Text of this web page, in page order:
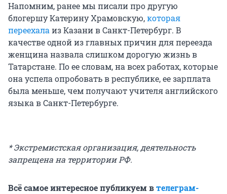
Напомним, ранее мы писали про другую
блогершу Катерину Храмовскую,которая
переехалаиз Казани в Санкт-Петербург. В
качестве одной из главных причин для переезда
женщина назвала слишком дорогую жизнь в
Татарстане. По ее словам, на всех работах, которые
она успела опробовать в республике, ее зарплата
была меньше, чем получают учителя английского
языка в Санкт-Петербурге.
* Экстремистская организация, деятельность
запрещена на территории РФ.
Всё самое интересное публикуем втелеграм-